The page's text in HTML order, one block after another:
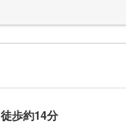
徒歩約14分